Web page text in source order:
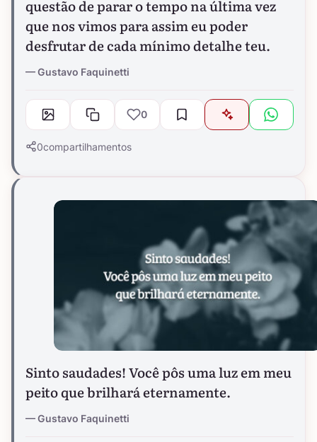
questão de parar o tempo na última vez
que nos vimos para assim eu poder
desfrutar de cada mínimo detalhe teu.
Gustavo Faquinetti
0
0compartilhamentos
Sinto saudades! Você pôs uma luz em meu
peito que brilhará eternamente.
Gustavo Faquinetti